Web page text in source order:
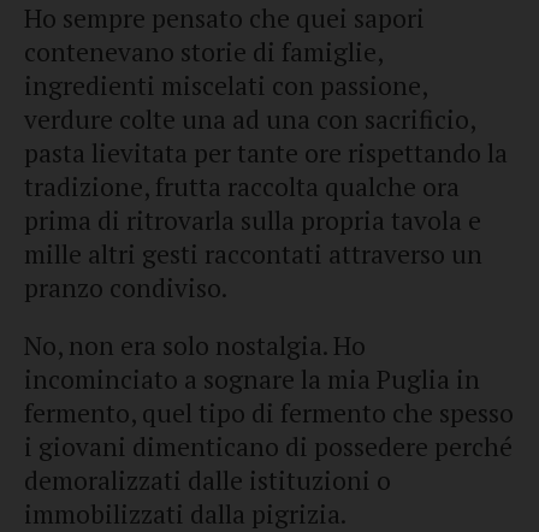
Ho sempre pensato che quei sapori
contenevano storie di famiglie,
ingredienti miscelati con passione,
verdure colte una ad una con sacrificio,
pasta lievitata per tante ore rispettando la
tradizione, frutta raccolta qualche ora
prima di ritrovarla sulla propria tavola e
mille altri gesti raccontati attraverso un
pranzo condiviso.
No, non era solo nostalgia. Ho
incominciato a sognare la mia Puglia in
fermento, quel tipo di fermento che spesso
i giovani dimenticano di possedere perché
demoralizzati dalle istituzioni o
immobilizzati dalla pigrizia.